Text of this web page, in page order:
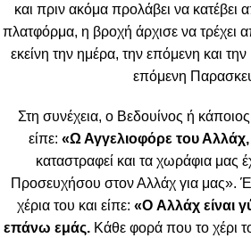
και πριν ακόμα προλάβει να
πλατφόρμα, η βροχή άρχισε να τρέχει
εκείνη την ημέρα, την επόμενη και
επόμενη
Στη συνέχεια, ο Βεδουίνος ή
είπε: «Ω Αγγελιοφόρε του Αλλάχ,
καταστραφεί και τα χωράφια μας
Προσευχήσου στον Αλλάχ για μας».
χέρια του και είπε: «O Αλλάχ είναι
επάνω εμάς. Κάθε φορά που το χέρι